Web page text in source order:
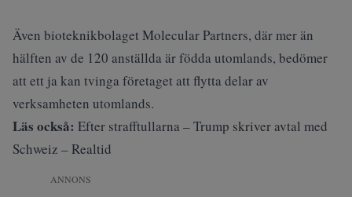
Även bioteknikbolaget Molecular Partners, där mer än
hälften av de 120 anställda är födda utomlands, bedömer
att ett ja kan tvinga företaget att flytta delar av
verksamheten utomlands.
Läs också: Efter strafftullarna – Trump skriver avtal med
Schweiz – Realtid
ANNONS